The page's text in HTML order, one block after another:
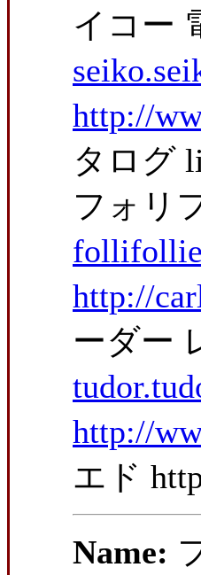
イコー
http://
タログ
フォリ
http://
ーダー
http://
エド
Name: